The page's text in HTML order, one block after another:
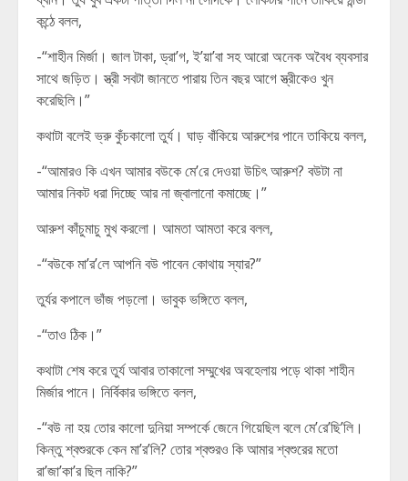
কন্ঠে বলল,
-“শাহীন মির্জা। জাল টাকা, ড্রা’গ, ই’য়া’বা সহ আরো অনেক অবৈধ ব্যবসার
সাথে জড়িত। স্ত্রী সবটা জানতে পারায় তিন বছর আগে স্ত্রীকেও খুন
করেছিলি।”
কথাটা বলেই ভ্রু কুঁচকালো তুর্য। ঘাড় বাঁকিয়ে আরুশের পানে তাকিয়ে বলল,
-“আমারও কি এখন আমার বউকে মে’রে দেওয়া উচিৎ আরুশ? বউটা না
আমার নিকট ধরা দিচ্ছে আর না জ্বালানো কমাচ্ছে।”
আরুশ কাঁচুমাচু মুখ করলো। আমতা আমতা করে বলল,
-“বউকে মা’র’লে আপনি বউ পাবেন কোথায় স্যার?”
তুর্যর কপালে ভাঁজ পড়লো। ভাবুক ভঙ্গিতে বলল,
-“তাও ঠিক।”
কথাটা শেষ করে তুর্য আবার তাকালো সম্মুখের অবহেলায় পড়ে থাকা শাহীন
মির্জার পানে। নির্বিকার ভঙ্গিতে বলল,
-“বউ না হয় তোর কালো দুনিয়া সম্পর্কে জেনে গিয়েছিল বলে মে’রে’ছি’লি।
কিন্তু শ্বশুরকে কেন মা’র’লি? তোর শ্বশুরও কি আমার শ্বশুরের মতো
রা’জা’কা’র ছিল নাকি?”